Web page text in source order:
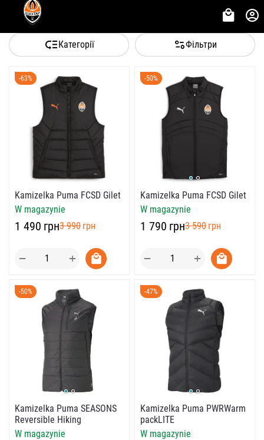
Категорії Фільтри
-63%
Kamizelka Puma FCSD Gilet
W magazynie
‍1 490‍ грн‍3 990‍ грн
+
−
-50%
Kamizelka Puma FCSD Gilet
W magazynie
‍1 790‍ грн‍3 590‍ грн
+
−
-50%
Kamizelka Puma SEASONS
Reversible Hiking
W magazynie
-47%
Kamizelka Puma PWRWarm
packLITE
W magazynie